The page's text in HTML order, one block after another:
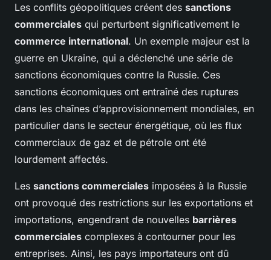
Les conflits géopolitiques créent des sanctions
commerciales qui perturbent significativement le
commerce international. Un exemple majeur est la
guerre en Ukraine, qui a déclenché une série de
sanctions économiques contre la Russie. Ces
sanctions économiques ont entraîné des ruptures
dans les chaînes d’approvisionnement mondiales, en
particulier dans le secteur énergétique, où les flux
commerciaux de gaz et de pétrole ont été
lourdement affectés.
Les sanctions commerciales imposées à la Russie
ont provoqué des restrictions sur les exportations et
importations, engendrant de nouvelles barrières
commerciales complexes à contourner pour les
entreprises. Ainsi, les pays importateurs ont dû